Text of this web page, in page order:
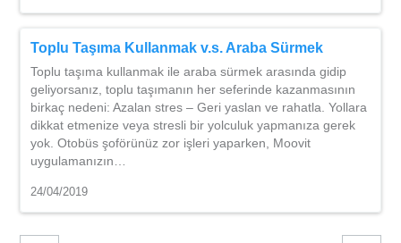
Toplu Taşıma Kullanmak v.s. Araba Sürmek
Toplu taşıma kullanmak ile araba sürmek arasında gidip
geliyorsanız, toplu taşımanın her seferinde kazanmasının
birkaç nedeni: Azalan stres – Geri yaslan ve rahatla. Yollara
dikkat etmenize veya stresli bir yolculuk yapmanıza gerek
yok. Otobüs şoförünüz zor işleri yaparken, Moovit
uygulamanızın…
24/04/2019